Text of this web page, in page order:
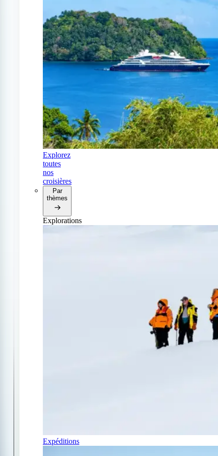
Explorez
toutes
nos
croisières
Par
thèmes
Explorations
Expéditions